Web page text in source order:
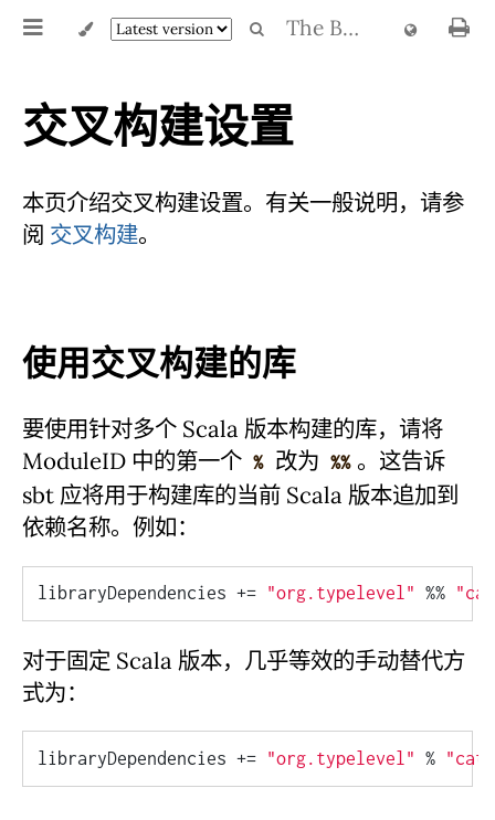
The Book of sbt
交叉构建设置
本页介绍交叉构建设置。有关一般说明，请参
阅 交叉构建。
使用交叉构建的库
要使用针对多个 Scala 版本构建的库，请将
ModuleID 中的第一个 % 改为 %% 。这告诉
sbt 应将用于构建库的当前 Scala 版本追加到
依赖名称。例如：
libraryDependencies += "org.typelevel" %%
对于固定 Scala 版本，几乎等效的手动替代方
式为：
libraryDependencies += "org.typelevel" %